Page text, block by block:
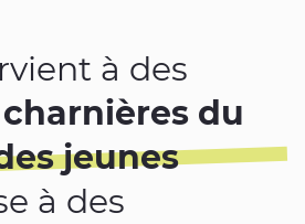
à des
du
jeunes
à des